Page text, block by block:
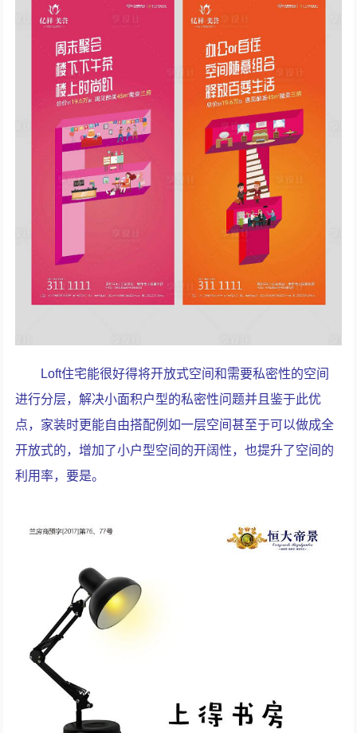
Loft住宅能很好得将开放式空间和需要私密性的空间
进行分层，解决小面积户型的私密性问题并且鉴于此优
点，家装时更能自由搭配例如一层空间甚至于可以做成全
开放式的，增加了小户型空间的开阔性，也提升了空间的
利用率，要是。